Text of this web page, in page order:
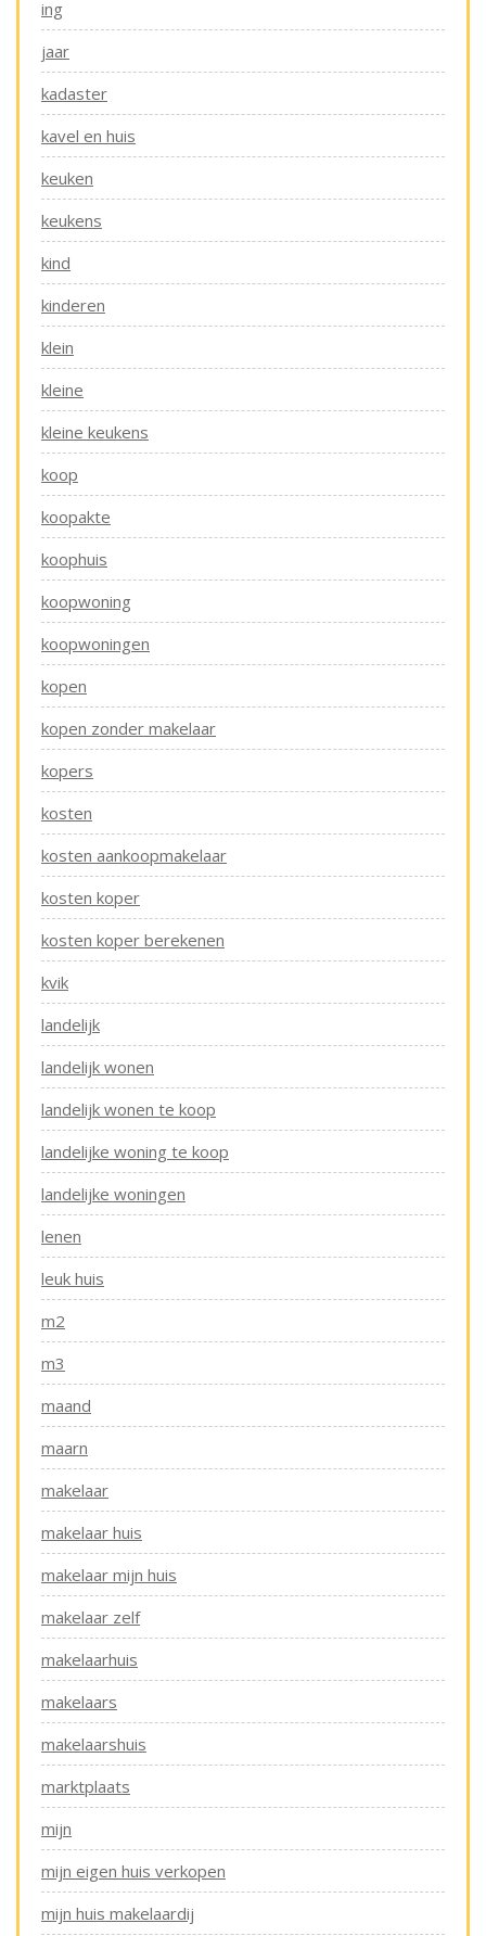
ing
jaar
kadaster
kavel en huis
keuken
keukens
kind
kinderen
klein
kleine
kleine keukens
koop
koopakte
koophuis
koopwoning
koopwoningen
kopen
kopen zonder makelaar
kopers
kosten
kosten aankoopmakelaar
kosten koper
kosten koper berekenen
kvik
landelijk
landelijk wonen
landelijk wonen te koop
landelijke woning te koop
landelijke woningen
lenen
leuk huis
m2
m3
maand
maarn
makelaar
makelaar huis
makelaar mijn huis
makelaar zelf
makelaarhuis
makelaars
makelaarshuis
marktplaats
mijn
mijn eigen huis verkopen
mijn huis makelaardij